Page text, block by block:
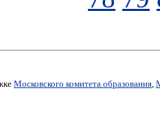
Московского комитета образования,